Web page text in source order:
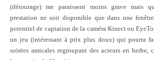
(détourage) me paraissent moins grave mais
prestation ne soit disponible que dans une
potentiel de captation de la caméra Kinect ou
un jeu (intéressant à prix plus doux) qui pourra
soirées amicales regroupant des acteurs en herbe,